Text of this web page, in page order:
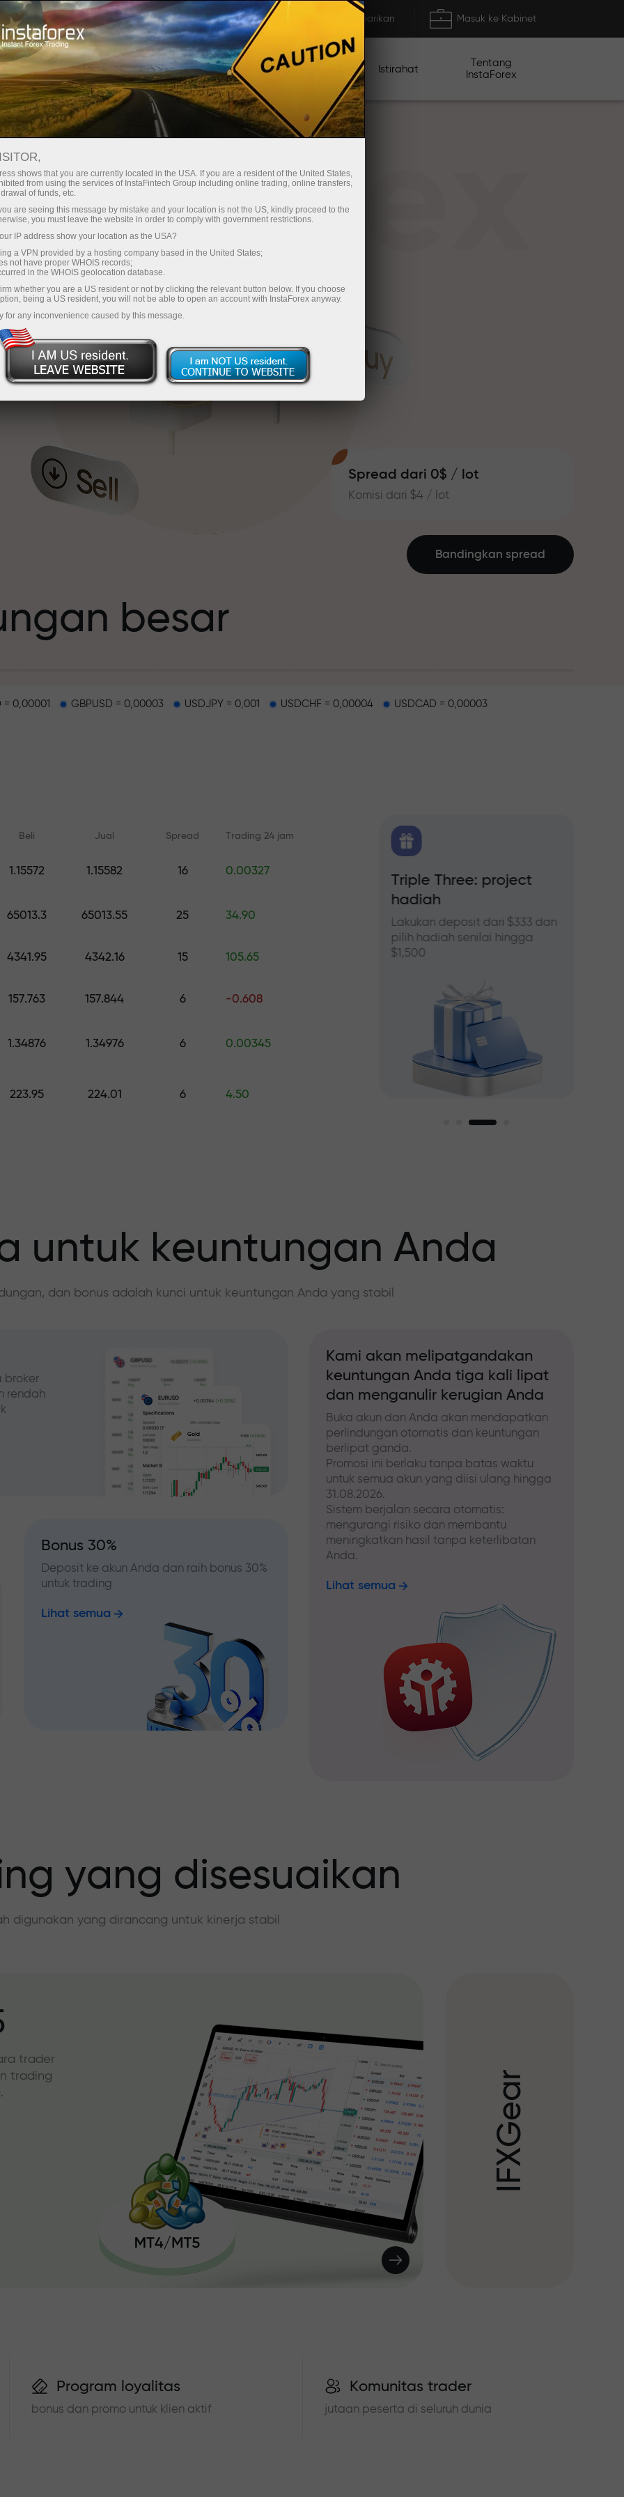
Pembukaan akun instan Platform Trading Deposit/Penarikan Masuk ke Kabinet
Pemula Untuk Investor Untuk Mitra Promo Istirahat
Tentang
InstaForex
Spread dari 0$ / lot
Komisi dari $4 / lot
besar
dan di track balap
pribadi Anda
hadiah senilai hingga $1,500
risiko — kami
Anda
—
Bandingkan spread
= 0,00001 GBPUSD = 0,00003 USDJPY = 0,001 USDCHF = 0,00004 USDCAD = 0,00003
Beli Jual Spread Trading 24 jam
1.15572 1.15582 16 0.00327
65013.3 65013.55 25 34.90
4341.95 4342.16 15 105.65
157.763 157.844 6 -0.608
1.34876 1.34976 6 0.00345
223.95 224.01 6 4.50
dan webinar untuk semua level
crypto, and futures
Triple Three: project
hadiah
Lakukan deposit dari $333 dan
pilih hadiah senilai hingga
$1,500
untuk keuntungan Anda
dan bonus adalah kunci untuk keuntungan Anda yang stabil
broker
rendah
Bonus 30%
Deposit ke akun Anda dan raih bonus 30%
untuk trading
Lihat semua
Kami akan melipatgandakan
keuntungan Anda tiga kali lipat
dan menganulir kerugian Anda
Buka akun dan Anda akan mendapatkan
perlindungan otomatis dan keuntungan
berlipat ganda.
Promosi ini berlaku tanpa batas waktu
untuk semua akun yang diisi ulang hingga
31.08.2026.
Sistem berjalan secara otomatis:
mengurangi risiko dan membantu
meningkatkan hasil tanpa keterlibatan
Anda.
Lihat semua
yang disesuaikan
digunakan yang dirancang untuk kinerja stabil
trader
trading
I
F
X
G
e
a
r
Program loyalitas
bonus dan promo untuk klien aktif
Komunitas trader
jutaan peserta di seluruh dunia
shows that you are currently located in the USA. If you are a resident of the United States,
from using the services of InstaFintech Group including online trading, online transfers,
of funds, etc.
are seeing this message by mistake and your location is not the US, kindly proceed to the
you must leave the website in order to comply with government restrictions.
IP address show your location as the USA?
a VPN provided by a hosting company based in the United States;
not have proper WHOIS records;
in the WHOIS geolocation database.
whether you are a US resident or not by clicking the relevant button below. If you choose
being a US resident, you will not be able to open an account with InstaForex anyway.
for any inconvenience caused by this message.